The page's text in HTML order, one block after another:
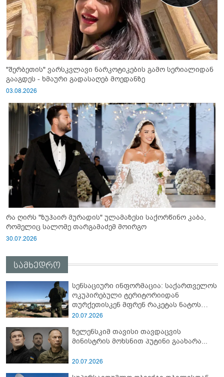
"შერბეთის" ვარსკვლავი ნარკოტიკების გამო სერიალიდან
გააგდეს - ხმაური გადასაღებ მოედანზე
03.08.2026
რა ღირს "ზუჰაირ მურადის" ულამაზესი საქორწინო კაბა,
რომელიც სალომე თარგამაძემ მოირგო
30.07.2026
სამხედრო
სენსაციური ინფორმაცია: საქართველოს
ოკუპირებული ტერიტორიიდან
თურქეთისკენ მფრენ რაკეტას ნატოს
სამიტი კინაღამ ჩაუშლია
20.07.2026
ზელენსკიმ თავისი თავდაცვის
მინისტრის მოხსნით პუტინი გაახარა...
20.07.2026